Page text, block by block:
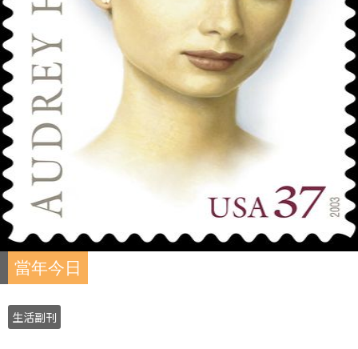
當年今日
生活副刊